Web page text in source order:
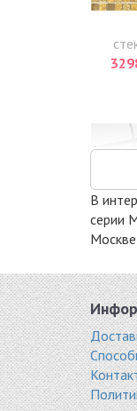
В
серии